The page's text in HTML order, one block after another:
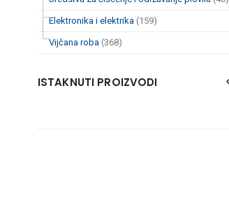
Elektronika i elektrika (159)
Vijčana roba (368)
ISTAKNUTI PROIZVODI